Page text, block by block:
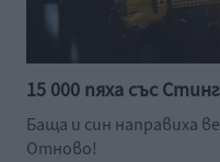
15 000 пяха със
Баща и син направиха
Отново!